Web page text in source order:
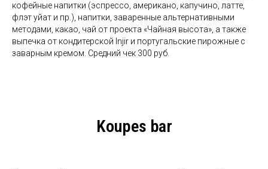
кофейные напитки (эспрессо, американо, капучино, латте,
флэт уйат и пр.), напитки, заваренные альтернативными
методами, какао, чай от проекта «Чайная высота», а также
выпечка от кондитерской Injir и португальские пирожные с
заварным кремом. Средний чек 300 руб.
Koupes bar